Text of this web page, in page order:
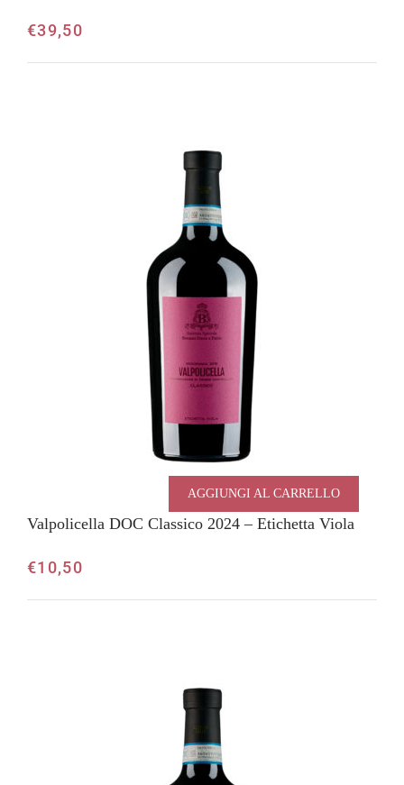
€39,50
Valpolicella DOC Classico 2024 – Etichetta Viola
€10,50
AGGIUNGI AL CARRELLO